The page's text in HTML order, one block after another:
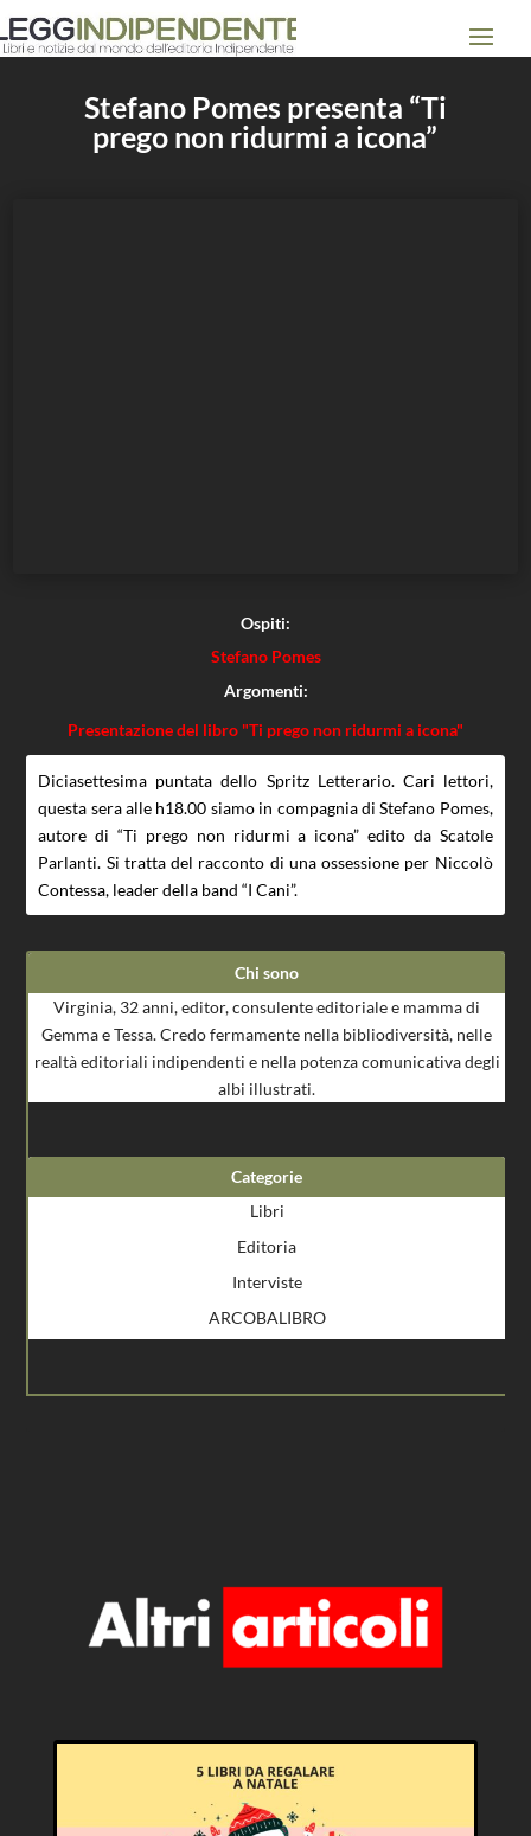
Stefano Pomes presenta “Ti
prego non ridurmi a icona”
Ospiti:
Stefano Pomes
Argomenti:
Presentazione del libro "Ti prego non ridurmi a icona"
Diciasettesima puntata dello Spritz Letterario. Cari lettori,
questa sera alle h18.00 siamo in compagnia di Stefano Pomes,
autore di “Ti prego non ridurmi a icona” edito da Scatole
Parlanti. Si tratta del racconto di una ossessione per Niccolò
Contessa, leader della band “I Cani”.
Chi sono
Virginia, 32 anni, editor, consulente editoriale e mamma di
Gemma e Tessa. Credo fermamente nella bibliodiversità, nelle
realtà editoriali indipendenti e nella potenza comunicativa degli
albi illustrati.
Categorie
Libri
Editoria
Interviste
ARCOBALIBRO